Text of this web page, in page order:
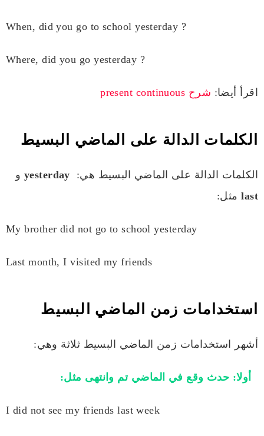
When, did you go to school yesterday ?
Where, did you go yesterday ?
اقرأ أيضا: شرح present continuous
الكلمات الدالة على الماضي البسيط
الكلمات الدالة على الماضي البسيط هي: yesterday و
lastمثل:
My brother did not go to school yesterday
Last month, I visited my friends
استخدامات زمن الماضي البسيط
أشهر استخدامات زمن الماضي البسيط ثلاثة وهي:
أولا: حدث وقع في الماضي تم وانتهى مثل:
I did not see my friends last week